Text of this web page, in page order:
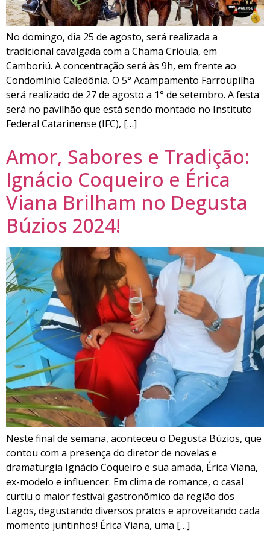
No domingo, dia 25 de agosto, será realizada a
tradicional cavalgada com a Chama Crioula, em
Camboriú. A concentração será às 9h, em frente ao
Condomínio Caledônia. O 5° Acampamento Farroupilha
será realizado de 27 de agosto a 1° de setembro. A festa
será no pavilhão que está sendo montado no Instituto
Federal Catarinense (IFC), […]
Amor, Sabores e Tradição:
Ignácio Coqueiro e Érica
Viana Brilham no Degusta
Búzios 2024!
Neste final de semana, aconteceu o Degusta Búzios, que
contou com a presença do diretor de novelas e
dramaturgia Ignácio Coqueiro e sua amada, Érica Viana,
ex-modelo e influencer. Em clima de romance, o casal
curtiu o maior festival gastronômico da região dos
Lagos, degustando diversos pratos e aproveitando cada
momento juntinhos! Érica Viana, uma […]